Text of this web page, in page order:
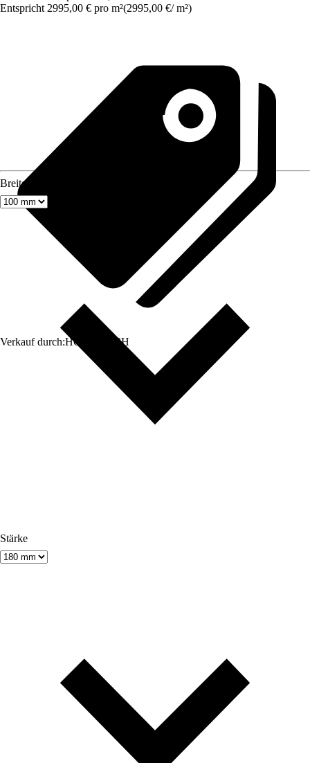
Entspricht 2995,00 € pro m²(2995,00 €/ m²)
Verkauf durch:HORNBACH
Breite
Stärke